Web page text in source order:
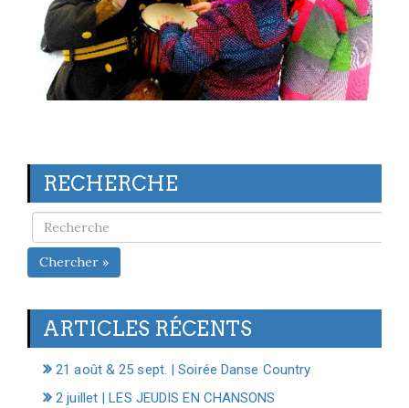
RECHERCHE
Chercher »
ARTICLES RÉCENTS
21 août & 25 sept. | Soirée Danse Country
2 juillet | LES JEUDIS EN CHANSONS